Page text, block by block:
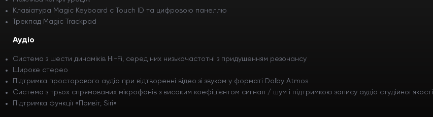
Клавіатура Magic Keyboard с Touch ID та цифровою панеллю
Трекпад Magic Trackpad
Аудіо
Система з шести динаміків Hi-Fi, серед них низькочастотні з придушенням резонансу
Широке стерео
Підтримка просторового аудіо при відтворенні відео зі звуком у форматі Dolby Atmos
Система з трьох спрямованих мікрофонів з високим коефіцієнтом сигнал / шум і підтримкою запису аудіо студійної якості
Підтримка функції «Привіт, Siri»